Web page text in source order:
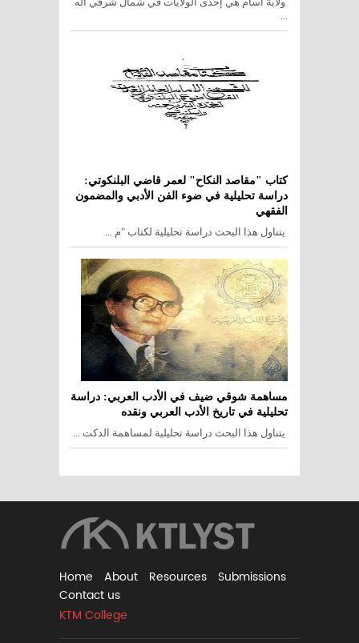
...
كتاب "مقاصد النكاح" لعمر قاضي البلنكوتي:
دراسة تحليلية في ضوء الفن الأدبي والمضمون
الفقهي
يتناول هذا البحث دراسة تحليلية لكتاب "م ...
مساهمة شوقي ضيف في الأدب العربي: دراسة
تحليلية في تاريخ الأدب العربي ونقده
يتناول هذا البحث دراسة تحليلية لمساهمة الدكت ...
Home About Resources
Submissions
Contact us
KTM College